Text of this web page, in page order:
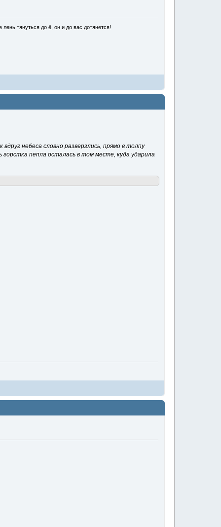
тянуться до ё, он и до вас дотянется!
небеса словно разверзлись, прямо в толпу
пепла осталась в том месте, куда ударила